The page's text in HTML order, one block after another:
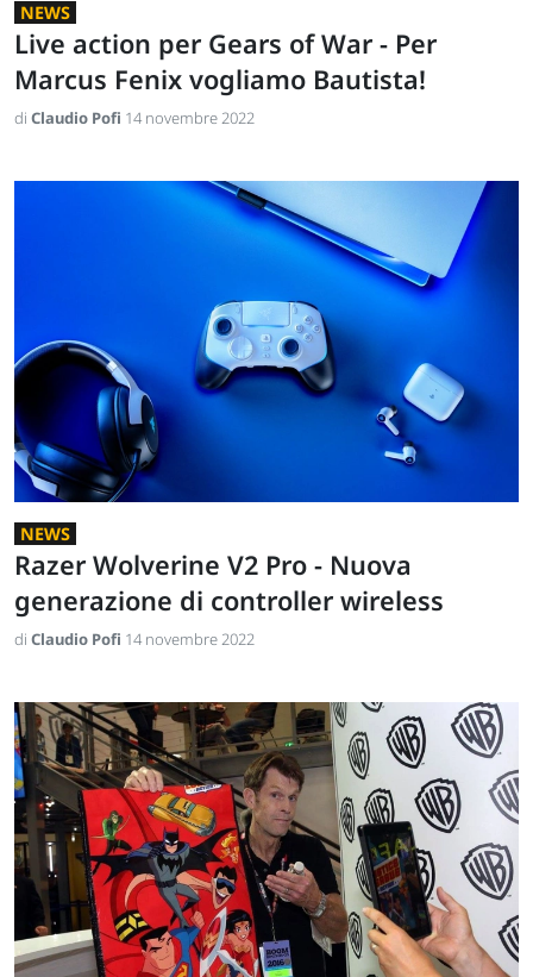
NEWS
Live action per Gears of War - Per
Marcus Fenix vogliamo Bautista!
di Claudio Pofi 14 novembre 2022
NEWS
Razer Wolverine V2 Pro - Nuova
generazione di controller wireless
di Claudio Pofi 14 novembre 2022